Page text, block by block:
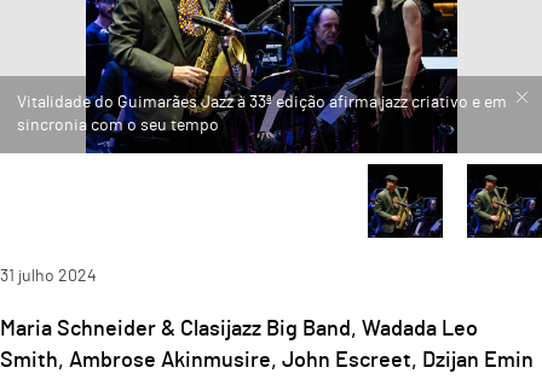
31 julho 2024
Maria Schneider & Clasijazz Big Band, Wadada Leo
Smith, Ambrose Akinmusire, John Escreet, Dzijan Emin